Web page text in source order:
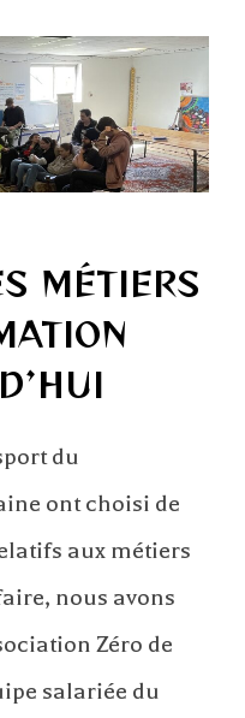
MÉTIERS
du
ont choisi de
aux métiers
nous avons
Zéro de
salariée du